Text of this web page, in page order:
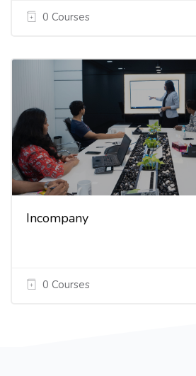
0 Courses
Incompany
0 Courses